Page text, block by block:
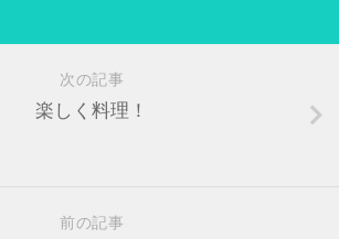
次の記事
楽しく料理！
前の記事